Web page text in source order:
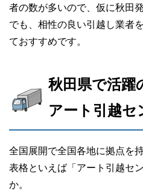
者の数が多いので、仮に秋田
でも、相性の良い引越し業者
ておすすめです。
秋田県で活躍
アート引越セ
全国展開で全国各地に拠点を
表格といえば「アート引越セ
か。